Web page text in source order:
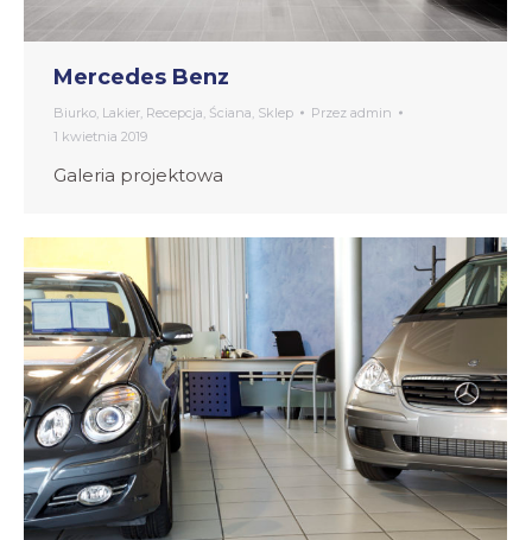
Mercedes Benz
Biurko, Lakier, Recepcja, Ściana, Sklep Przez admin
1 kwietnia 2019
Galeria projektowa